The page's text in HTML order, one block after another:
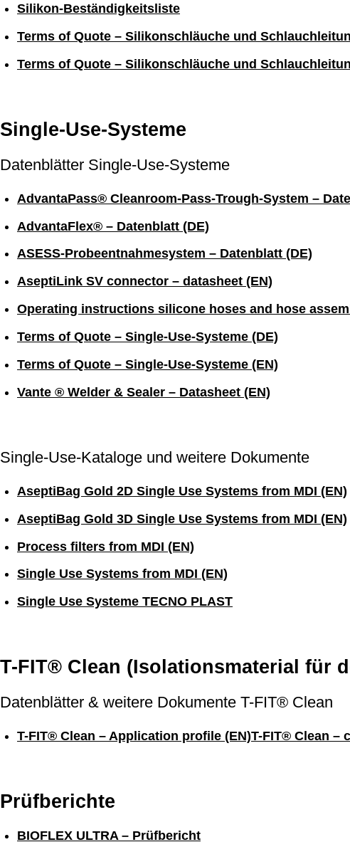
Silikon-Beständigkeitsliste
Terms of Quote – Silikonschläuche und
Terms of Quote – Silikonschläuche und
Single-Use-Systeme
Datenblätter Single-Use-Systeme
AdvantaPass® Cleanroom-Pass-Trough-System –
AdvantaFlex® – Datenblatt (DE)
ASESS-Probeentnahmesystem – Datenblatt (DE)
AseptiLink SV connector – datasheet (EN)
Operating instructions silicone hoses and hose
Terms of Quote – Single-Use-Systeme (DE)
Terms of Quote – Single-Use-Systeme (EN)
Vante ® Welder & Sealer – Datasheet (EN)
Single-Use-Kataloge und weitere Dokumente
AseptiBag Gold 2D Single Use Systems from MDI (EN)
AseptiBag Gold 3D Single Use Systems from MDI (EN)
Process filters from MDI (EN)
Single Use Systems from MDI (EN)
Single Use Systeme TECNO PLAST
T-FIT® Clean (Isolationsmaterial für
Datenblätter & weitere Dokumente T-FIT® Clean
T-FIT® Clean – Application profile (EN)T-FIT® Clean –
Prüfberichte
BIOFLEX ULTRA – Prüfbericht